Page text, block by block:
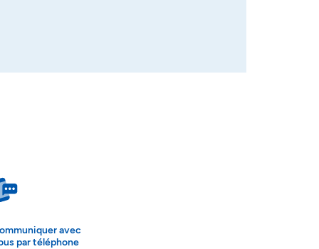
avec
par téléphone